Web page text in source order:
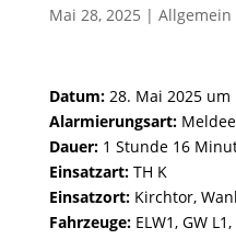
Mai 28, 2025 | Allgemein
Datum:28. Mai 2025 um
Alarmierungsart:
Dauer:1 Stunde 16
Einsatzart:TH K
Einsatzort:Kirchtor,
Fahrzeuge:ELW1, GW L1,